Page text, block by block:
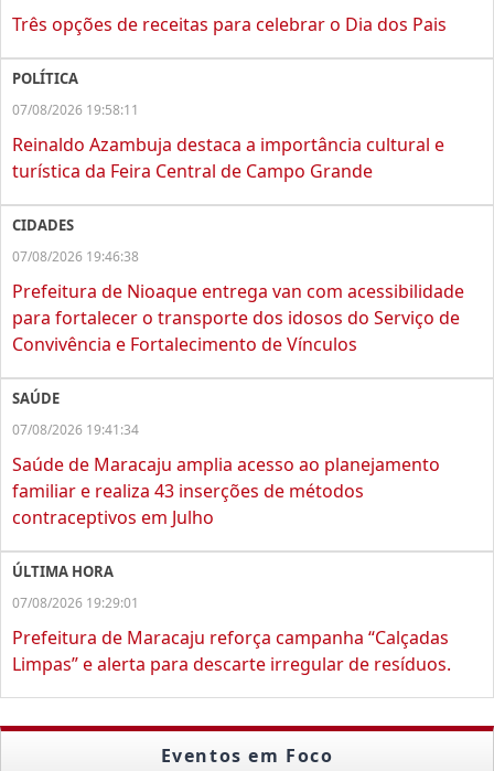
Três opções de receitas para celebrar o Dia dos Pais
POLÍTICA
07/08/2026 19:58:11
Reinaldo Azambuja destaca a importância cultural e
turística da Feira Central de Campo Grande
CIDADES
07/08/2026 19:46:38
Prefeitura de Nioaque entrega van com acessibilidade
para fortalecer o transporte dos idosos do Serviço de
Convivência e Fortalecimento de Vínculos
SAÚDE
07/08/2026 19:41:34
Saúde de Maracaju amplia acesso ao planejamento
familiar e realiza 43 inserções de métodos
contraceptivos em Julho
ÚLTIMA HORA
07/08/2026 19:29:01
Prefeitura de Maracaju reforça campanha “Calçadas
Limpas” e alerta para descarte irregular de resíduos.
Eventos em Foco